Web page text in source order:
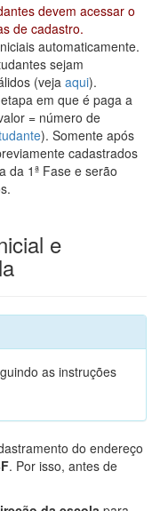
devem acessar o
de cadastro.
automaticamente.
sejam
(veja aqui).
em que é paga a
= número de
). Somente após
cadastrados
da 1ª Fase e serão
e
as instruções
do endereço
. Por isso, antes de